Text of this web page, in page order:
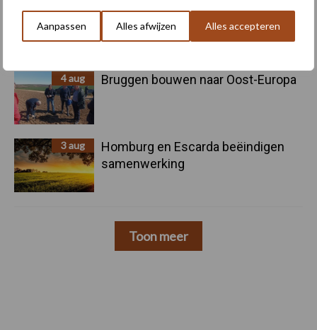
Aanpassen Alles afwijzen Alles accepteren
5 aug
Nieuwe compacte gedragen
pootcombinatie van AVR
4 aug Bruggen bouwen naar Oost-Europa
3 aug
Homburg en Escarda beëindigen
samenwerking
Toon meer